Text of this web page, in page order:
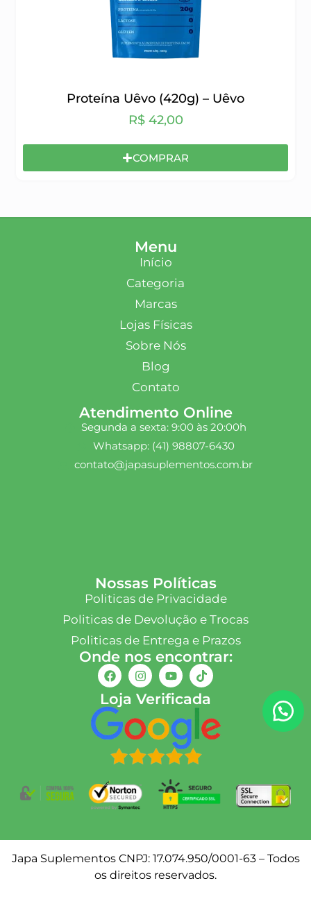
Proteína Uêvo (420g) – Uêvo
R$42,00
COMPRAR
Menu
Início
Categoria
Marcas
Lojas Físicas
Sobre Nós
Blog
Contato
Atendimento Online
Segunda a sexta: 9:00 às 20:00h
Whatsapp: (41) 98807-6430
contato@japasuplementos.com.br
Nossas Políticas
Politicas de Privacidade
Politicas de Devolução e Trocas
Politicas de Entrega e Prazos
Onde nos encontrar:
Loja Verificada
Japa Suplementos CNPJ: 17.074.950/0001-63 – Todos
os direitos reservados.